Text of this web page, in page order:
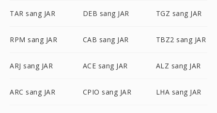
TAR sang JAR DEB sang JAR TGZ sang JAR
RPM sang JAR CAB sang JAR TBZ2 sang JAR
ARJ sang JAR ACE sang JAR ALZ sang JAR
ARC sang JAR CPIO sang JAR LHA sang JAR